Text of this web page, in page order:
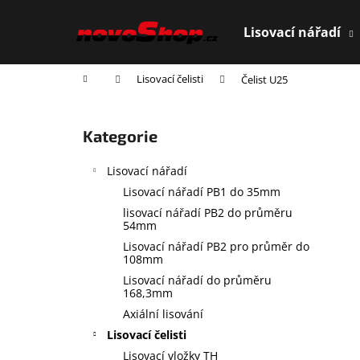
Lisovací nářadí
Domů Lisovací čelisti Čelist U25
Přeskočit
kategorie
Kategorie
Lisovací nářadí
Lisovací nářadí PB1 do 35mm
lisovací nářadí PB2 do průměru
54mm
Lisovací nářadí PB2 pro průměr do
108mm
Lisovací nářadí do průměru
168,3mm
Axiální lisování
Lisovací čelisti
Lisovací vložky TH
í
Zpět
do
Zpět
do